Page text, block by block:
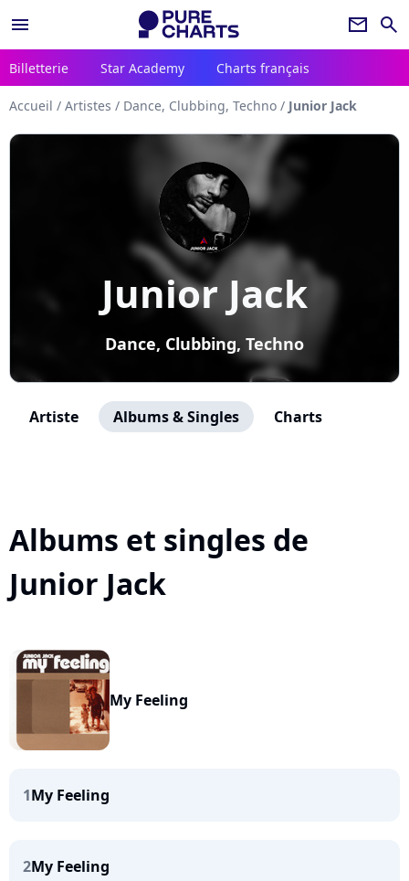
menu newsletter search
Billetterie Star Academy Charts français
Accueil / Artistes / Dance, Clubbing, Techno / Junior Jack
Junior Jack
Dance, Clubbing, Techno
Artiste Albums & Singles Charts
Albums et singles de
Junior Jack
My Feeling
1My Feeling
2My Feeling